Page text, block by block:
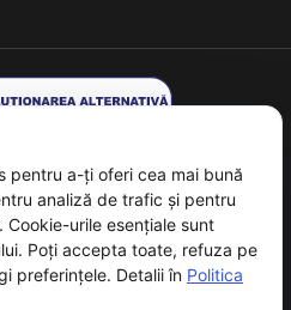
- Powered ByDigital Agency . All
Reserved.
pentru a-ți oferi cea mai bună
analiză de trafic și pentru
Cookie-urile esențiale sunt
Poți accepta toate, refuza pe
preferințele. Detalii în Politica